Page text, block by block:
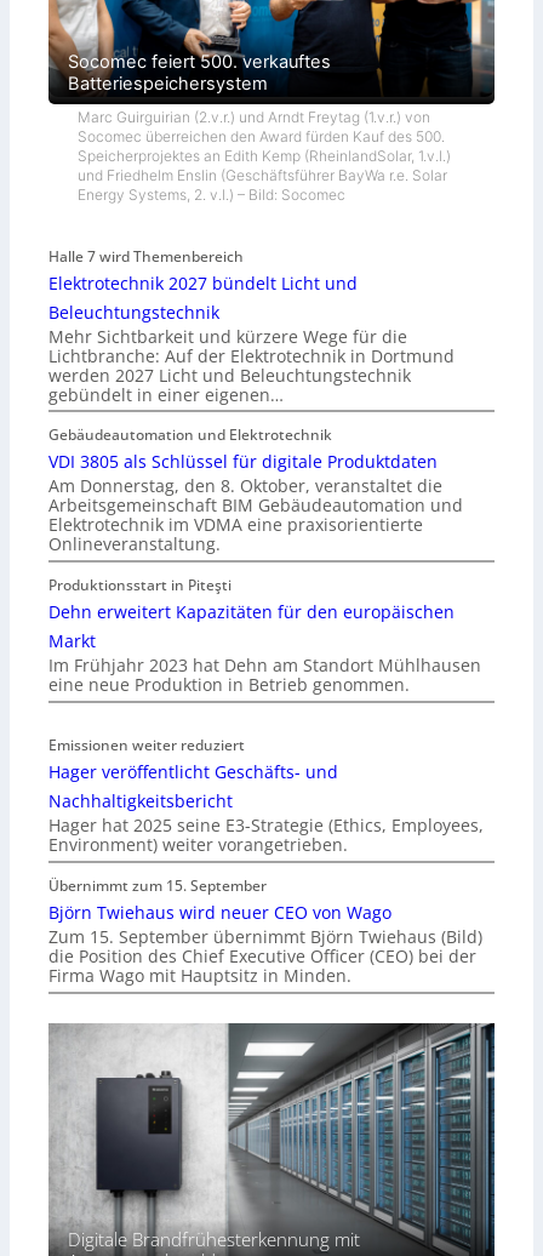
Socomec feiert 500. verkauftes
Batteriespeichersystem
Marc Guirguirian (2.v.r.) und Arndt Freytag (1.v.r.) von
Socomec überreichen den Award fürden Kauf des 500.
Speicherprojektes an Edith Kemp (RheinlandSolar, 1.v.l.)
und Friedhelm Enslin (Geschäftsführer BayWa r.e. Solar
Energy Systems, 2. v.l.) – Bild: Socomec
Halle 7 wird Themenbereich
Elektrotechnik 2027 bündelt Licht und
Beleuchtungstechnik
Mehr Sichtbarkeit und kürzere Wege für die
Lichtbranche: Auf der Elektrotechnik in Dortmund
werden 2027 Licht und Beleuchtungstechnik
gebündelt in einer eigenen…
Gebäudeautomation und Elektrotechnik
VDI 3805 als Schlüssel für digitale Produktdaten
Am Donnerstag, den 8. Oktober, veranstaltet die
Arbeitsgemeinschaft BIM Gebäudeautomation und
Elektrotechnik im VDMA eine praxisorientierte
Onlineveranstaltung.
Produktionsstart in Piteşti
Dehn erweitert Kapazitäten für den europäischen
Markt
Im Frühjahr 2023 hat Dehn am Standort Mühlhausen
eine neue Produktion in Betrieb genommen.
Emissionen weiter reduziert
Hager veröffentlicht Geschäfts- und
Nachhaltigkeitsbericht
Hager hat 2025 seine E3-Strategie (Ethics, Employees,
Environment) weiter vorangetrieben.
Übernimmt zum 15. September
Björn Twiehaus wird neuer CEO von Wago
Zum 15. September übernimmt Björn Twiehaus (Bild)
die Position des Chief Executive Officer (CEO) bei der
Firma Wago mit Hauptsitz in Minden.
Digitale Brandfrühesterkennung mit